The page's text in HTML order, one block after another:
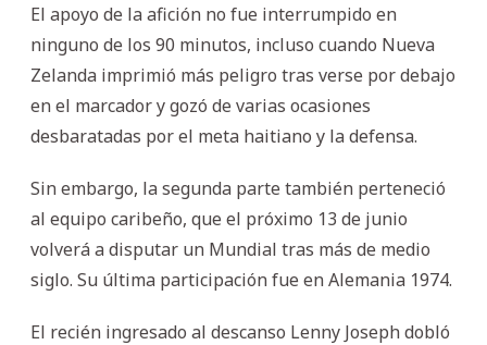
El apoyo de la afición no fue interrumpido en
ninguno de los 90 minutos, incluso cuando Nueva
Zelanda imprimió más peligro tras verse por debajo
en el marcador y gozó de varias ocasiones
desbaratadas por el meta haitiano y la defensa.
Sin embargo, la segunda parte también perteneció
al equipo caribeño, que el próximo 13 de junio
volverá a disputar un Mundial tras más de medio
siglo. Su última participación fue en Alemania 1974.
El recién ingresado al descanso Lenny Joseph dobló